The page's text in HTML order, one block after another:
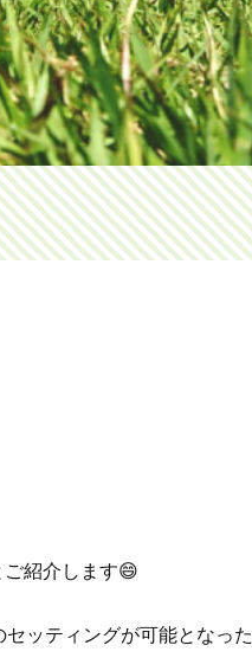
紹介します😄
ッティングが可能となった